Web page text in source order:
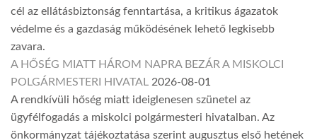
cél az ellátásbiztonság fenntartása, a kritikus ágazatok
védelme és a gazdaság működésének lehető legkisebb
zavara.
A HŐSÉG MIATT HÁROM NAPRA BEZÁR A MISKOLCI
POLGÁRMESTERI HIVATAL 2026-08-01
A rendkívüli hőség miatt ideiglenesen szünetel az
ügyfélfogadás a miskolci polgármesteri hivatalban. Az
önkormányzat tájékoztatása szerint augusztus első hetének